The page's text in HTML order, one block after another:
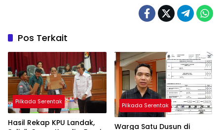
Pos Terkait
Pilkada Serentak
Hasil Rekap KPU Landak,
Pilkada Serentak
Warga Satu Dusun di